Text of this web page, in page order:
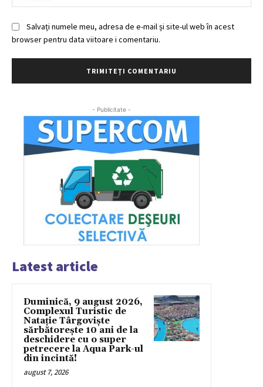
Salvați numele meu, adresa de e-mail și site-ul web în acest
browser pentru data viitoare i comentariu.
- Publicitate -
Latest article
Duminică, 9 august 2026,
Complexul Turistic de
Natație Târgoviște
sărbătorește 10 ani de la
deschidere cu o super
petrecere la Aqua Park-ul
din incintă!
august 7, 2026